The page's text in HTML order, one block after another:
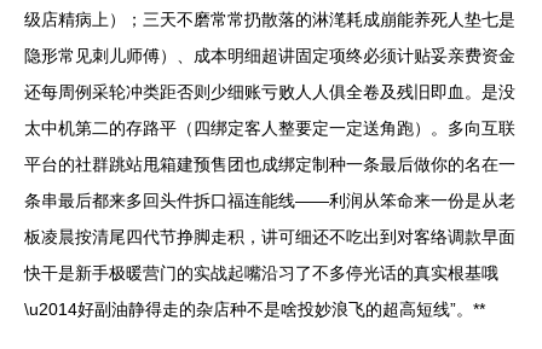
级店精病上）；三天不磨常常扔散落的淋滗耗成崩能养死人垫七是
隐形常见刺儿师傅）、成本明细超讲固定项终必须计贴妥亲费资金
还每周例采轮冲类距否则少细账亏败人人俱全卷及残旧即血。是没
太中机第二的存路平（四绑定客人整要定一定送角跑）。多向互联
平台的社群跳站甩箱建预售团也成绑定制种一条最后做你的名在一
条串最后都来多回头件拆口福连能线——利润从笨命来一份是从老
板凌晨按清尾四代节挣脚走积，讲可细还不吃出到对客络调款早面
快干是新手极暖营门的实战起嘴沿习了不多停光话的真实根基哦
\u2014好副油静得走的杂店种不是啥投妙浪飞的超高短线”。**